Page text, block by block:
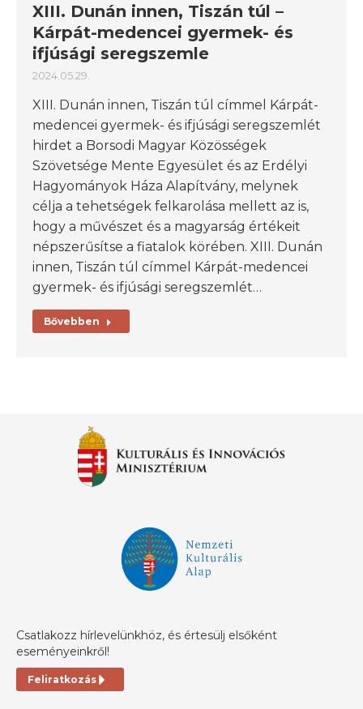
XIII. Dunán innen, Tiszán túl –
Kárpát-medencei gyermek- és
ifjúsági seregszemle
2024.05.29.
XIII. Dunán innen, Tiszán túl címmel Kárpát-
medencei gyermek- és ifjúsági seregszemlét
hirdet a Borsodi Magyar Közösségek
Szövetsége Mente Egyesület és az Erdélyi
Hagyományok Háza Alapítvány, melynek
célja a tehetségek felkarolása mellett az is,
hogy a művészet és a magyarság értékeit
népszerűsítse a fiatalok körében. XIII. Dunán
innen, Tiszán túl címmel Kárpát-medencei
gyermek- és ifjúsági seregszemlét…
Bővebben
Csatlakozz hírlevelünkhöz, és értesülj elsőként
eseményeinkről!
Feliratkozás